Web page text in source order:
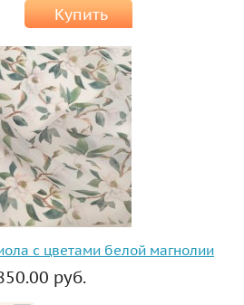
Купить
с цветами белой магнолии
руб.